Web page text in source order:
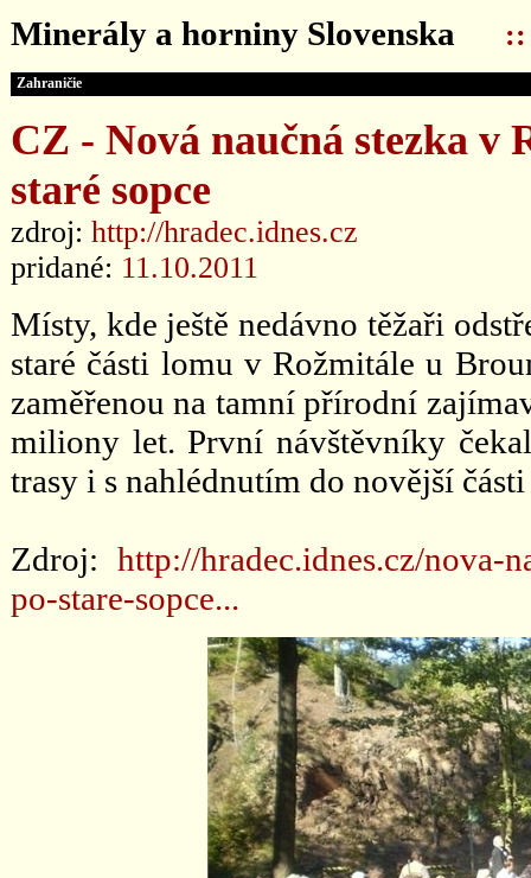
Minerály a horniny Slovenska ::
Zahraničie
CZ - Nová naučná stezka v
staré sopce
zdroj: http://hradec.idnes.cz
pridané: 11.10.2011
Místy, kde ještě nedávno těžaři
staré části lomu v Rožmitále u
zaměřenou na tamní přírodní
miliony let. První návštěvníky
trasy i s nahlédnutím do novější
Zdroj: http://hradec.idnes.cz/nova-
po-stare-sopce...